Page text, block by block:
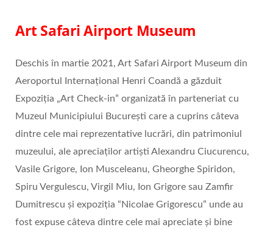
Art Safari Airport Museum
Deschis în martie 2021, Art Safari Airport Museum din
Aeroportul Internațional Henri Coandă a găzduit
Expoziția „Art Check-in” organizată în parteneriat cu
Muzeul Municipiului București care a cuprins câteva
dintre cele mai reprezentative lucrări, din patrimoniul
muzeului, ale apreciaților artiști Alexandru Ciucurencu,
Vasile Grigore, Ion Musceleanu, Gheorghe Spiridon,
Spiru Vergulescu, Virgil Miu, Ion Grigore sau Zamfir
Dumitrescu și expoziția “Nicolae Grigorescu” unde au
fost expuse câteva dintre cele mai apreciate și bine